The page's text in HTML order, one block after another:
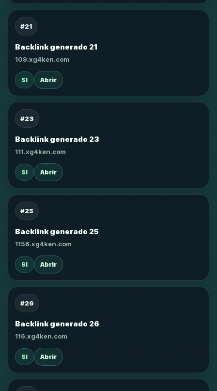
#21
Backlink generado 21
109.xg4ken.com
SI Abrir
#23
Backlink generado 23
111.xg4ken.com
SI Abrir
#25
Backlink generado 25
1156.xg4ken.com
SI Abrir
#26
Backlink generado 26
116.xg4ken.com
SI Abrir